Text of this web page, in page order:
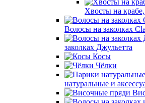
Хвосты на
Волосы на заколках
заколках Джульетта
Косы
Чёлки
натуральные и